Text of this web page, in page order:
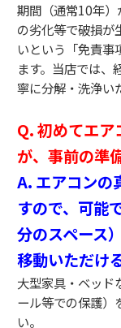
期間（通常10年）
の劣化等で破損が
いという「免責事
ます。 当店では、
寧に分解・洗浄い
Q.初めてエア
が、 事前の準
A. エアコンの
すので、 可能
分のスペース
移動いただけ
大型家具・ベッド
ール等での保護）
い。